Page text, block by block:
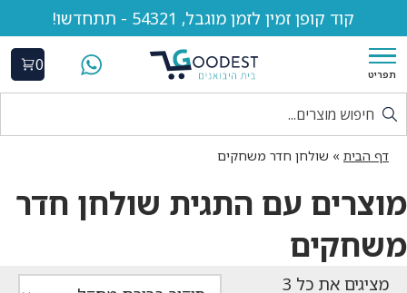
קוד קופן זמין לזמן מוגבל, 54321 - תתחדשו!
תפריט
0
דף הבית » שולחן חדר משחקים
מוצרים עם התגית שולחן חדר
משחקים